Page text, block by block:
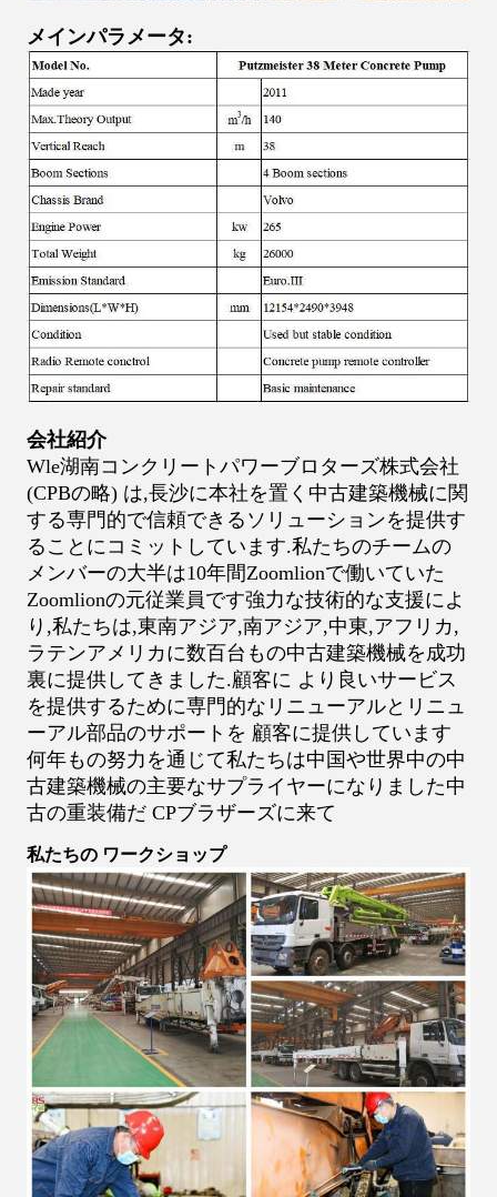
メインパラメータ:
会社紹介
Wle湖南コンクリートパワーブロターズ株式会社
(CPBの略) は,長沙に本社を置く中古建築機械に関
する専門的で信頼できるソリューションを提供す
ることにコミットしています.私たちのチームの
メンバーの大半は10年間Zoomlionで働いていた
Zoomlionの元従業員です強力な技術的な支援によ
り,私たちは,東南アジア,南アジア,中東,アフリカ,
ラテンアメリカに数百台もの中古建築機械を成功
裏に提供してきました.顧客に より良いサービス
を提供するために専門的なリニューアルとリニュ
ーアル部品のサポートを 顧客に提供しています
何年もの努力を通じて私たちは中国や世界中の中
古建築機械の主要なサプライヤーになりました中
古の重装備だ CPブラザーズに来て
私たちの ワークショップ